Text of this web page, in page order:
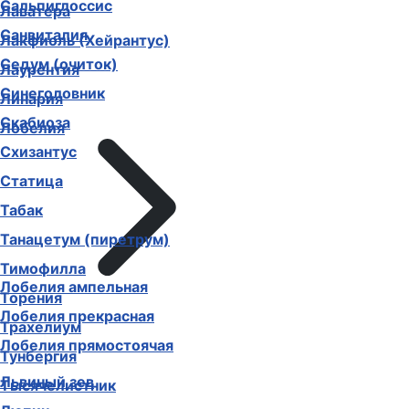
Лаватера
Лакфиоль (Хейрантус)
Лаурентия
Линария
Лобелия
Лобелия ампельная
Лобелия прекрасная
Лобелия прямостоячая
Львиный зев
Сальпиглоссис
Санвиталия
Седум (очиток)
Синеголовник
Скабиоза
Схизантус
Статица
Табак
Танацетум (пиретрум)
Тимофилла
Торения
Трахелиум
Тунбергия
Тысячелистник